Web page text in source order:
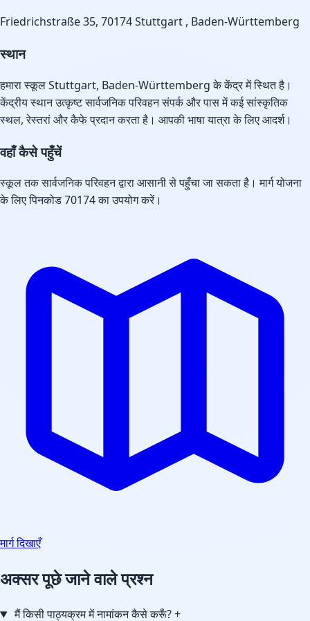
Friedrichstraße 35, 70174 Stuttgart , Baden-Württemberg
स्थान
हमारा स्कूल Stuttgart, Baden-Württemberg के केंद्र में स्थित है।
केंद्रीय स्थान उत्कृष्ट सार्वजनिक परिवहन संपर्क और पास में कई सांस्कृतिक
स्थल, रेस्तरां और कैफे प्रदान करता है। आपकी भाषा यात्रा के लिए आदर्श।
वहाँ कैसे पहुँचें
स्कूल तक सार्वजनिक परिवहन द्वारा आसानी से पहुँचा जा सकता है। मार्ग योजना
के लिए पिनकोड 70174 का उपयोग करें।
मार्ग दिखाएँ
अक्सर पूछे जाने वाले प्रश्न
मैं किसी पाठ्यक्रम में नामांकन कैसे करूँ?+